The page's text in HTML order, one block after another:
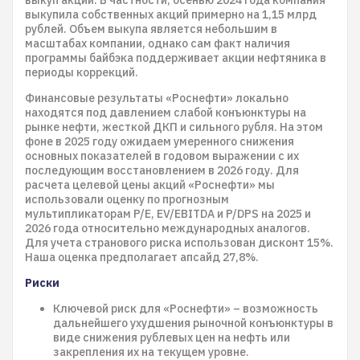
выкупила собственных акций примерно на 1,15 млрд
рублей. Объем выкупа является небольшим в
масштабах компании, однако сам факт наличия
программы байбэка поддерживает акции нефтяника в
периоды коррекций.
Финансовые результаты «Роснефти» локально
находятся под давлением слабой конъюнктуры на
рынке нефти, жесткой ДКП и сильного рубля. На этом
фоне в 2025 году ожидаем умеренного снижения
основных показателей в годовом выражении с их
последующим восстановлением в 2026 году. Для
расчета целевой цены акций «Роснефти» мы
использовали оценку по прогнозным
мультипликаторам P/E, EV/EBITDA и P/DPS на 2025 и
2026 года относительно международных аналогов.
Для учета странового риска использован дисконт 15%.
Наша оценка предполагает апсайд 27,8%.
Риски
Ключевой риск для «Роснефти» – возможность
дальнейшего ухудшения рыночной конъюнктуры в
виде снижения рублевых цен на нефть или
закрепления их на текущем уровне.